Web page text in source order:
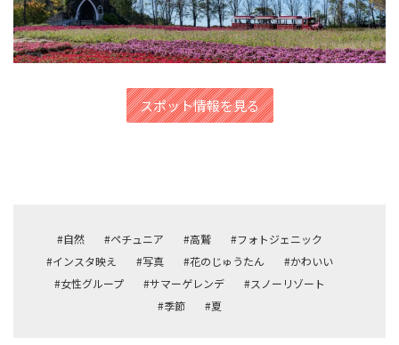
スポット情報を見る
#自然 #ペチュニア #高鷲
#フォトジェニック
#インスタ映え
#写真 #花のじゅうたん
#かわいい
#女性グループ
#サマーゲレンデ
#スノーリゾート
#季節
#夏